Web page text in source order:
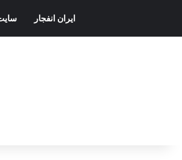
ایران انفجار